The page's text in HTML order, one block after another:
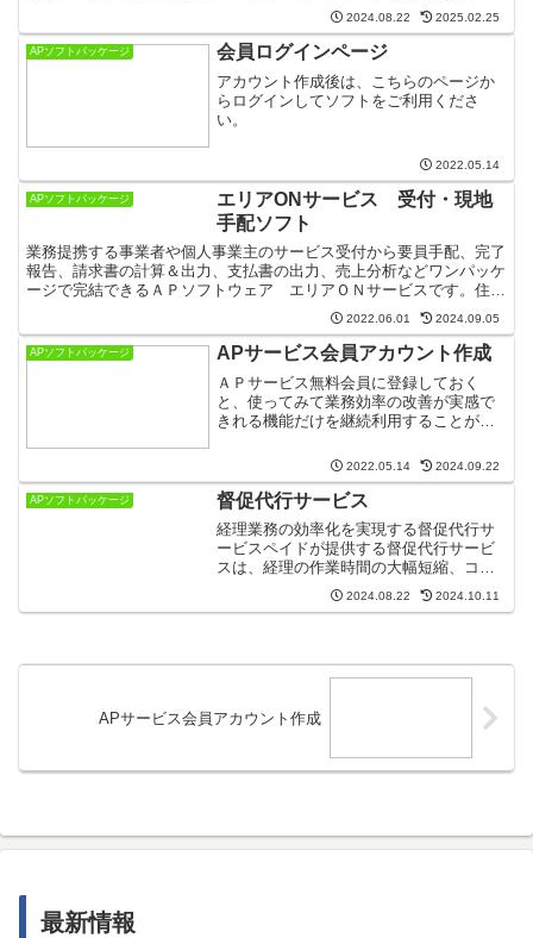
2024.08.22 2025.02.25
APソフトパッケージ 会員ログインページ
アカウント作成後は、こちらのページか
らログインしてソフトをご利用くださ
い。
2022.05.14
APソフトパッケージ
エリアONサービス 受付・現地
手配ソフト
業務提携する事業者や個人事業主のサービス受付から要員手配、完了
報告、請求書の計算＆出力、支払書の出力、売上分析などワンパッケ
ージで完結できるＡＰソフトウェア エリアＯＮサービスです。住宅
設備保守点検サービス（水道修理サービス・ 庭木剪定サービス）な
どの主要サービスから お墓参り代行サービス 空き屋管理サービス
などニッチなサービスにもご利用いただけます。
2022.06.01 2024.09.05
APソフトパッケージ APサービス会員アカウント作成
ＡＰサービス無料会員に登録しておく
と、使ってみて業務効率の改善が実感で
きれる機能だけを継続利用することがで
2022.05.14 2024.09.22
APソフトパッケージ 督促代行サービス
経理業務の効率化を実現する督促代行サ
ービスペイドが提供する督促代行サービ
スは、経理の作業時間の大幅短縮、コス
ト削減、未払い金回収率の向上に貢献し
ます。督促代行の流れペイドが提供する
2024.08.22 2024.10.11
APサービス会員アカウント作成
最新情報